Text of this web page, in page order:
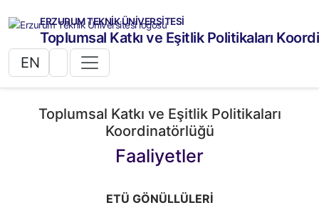
ERZURUM TEKNİK ÜNİVERSİTESİ
Toplumsal Katkı ve Eşitlik Politikaları
EN
Toplumsal Katkı ve Eşitlik Politikaları
Koordinatörlüğü
Faaliyetler
ETÜ GÖNÜLLÜLERİ